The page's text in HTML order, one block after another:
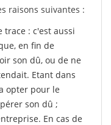
raisons suivantes :
trace : c'est aussi
en fin de
son dû, ou de ne
Etant dans
opter pour le
son dû ;
En cas de